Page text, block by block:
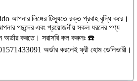
আপনার লিঙ্গের টিস্যুতে রক্ত প্রবাহ বৃদ্ধি করে।
পছন্দের এবং প্রয়োজনীয় সকল ধরনের পণ্য
অর্ডার করতে। সরাসরি কল করুনঃ ☎️
অর্ডার করলেই ফ্রী হোম ডেলিভারী।